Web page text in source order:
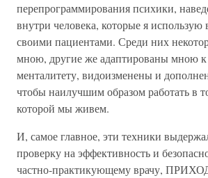
перепрограммирования психики,
внутри человека, которые я использую
своими пациентами. Среди них
мною, другие же адаптированы мною к
менталитету, видоизменены и
чтобы наилучшим образом работать в
которой мы живем.
И, самое главное, эти техники
проверку на эффективность и
частно-практикующему врачу,